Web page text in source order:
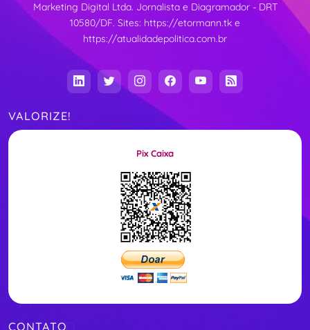
Marketing Digital Ltda. Jornalista e Diagramador - DRT
10580/DF. Sites: https://etormann.tk e
https://atualidadepolitica.com.br
VALORIZE!
Pix Caixa
CONTATO